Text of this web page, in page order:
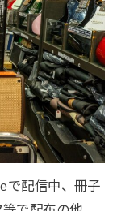
で配信中、冊子